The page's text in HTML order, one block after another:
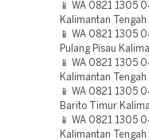
📱 WA 0821 1305
Kalimantan Tengah
📱 WA 0821 1305
Pulang Pisau
📱 WA 0821 1305
Kalimantan Tengah
📱 WA 0821 1305
Barito Timur
📱 WA 0821 1305
Kalimantan Tengah